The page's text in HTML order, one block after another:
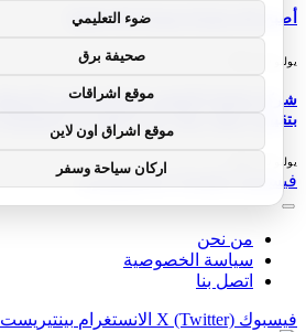
أصبح DJI Osmo Pocket 4P عالميًا
يوليو 30, 2026
بتقييم 2 مليار دولار بعد 5 أشهر من السلسلة A بقيمة 100 مليون دولار
يوليو 30, 2026
فيسبوك X (Twitter) الانستغرام
من نحن
سياسة الخصوصية
اتصل بنا
فيسبوك X (Twitter) الانستغرام بينتيريست
ضوء التعليمي
صحيفة برق
موقع اشراقات
موقع اشراق اون لاين
اركان سياحة وسفر